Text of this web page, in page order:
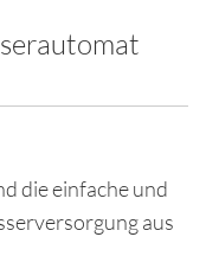
die einfache und
aus